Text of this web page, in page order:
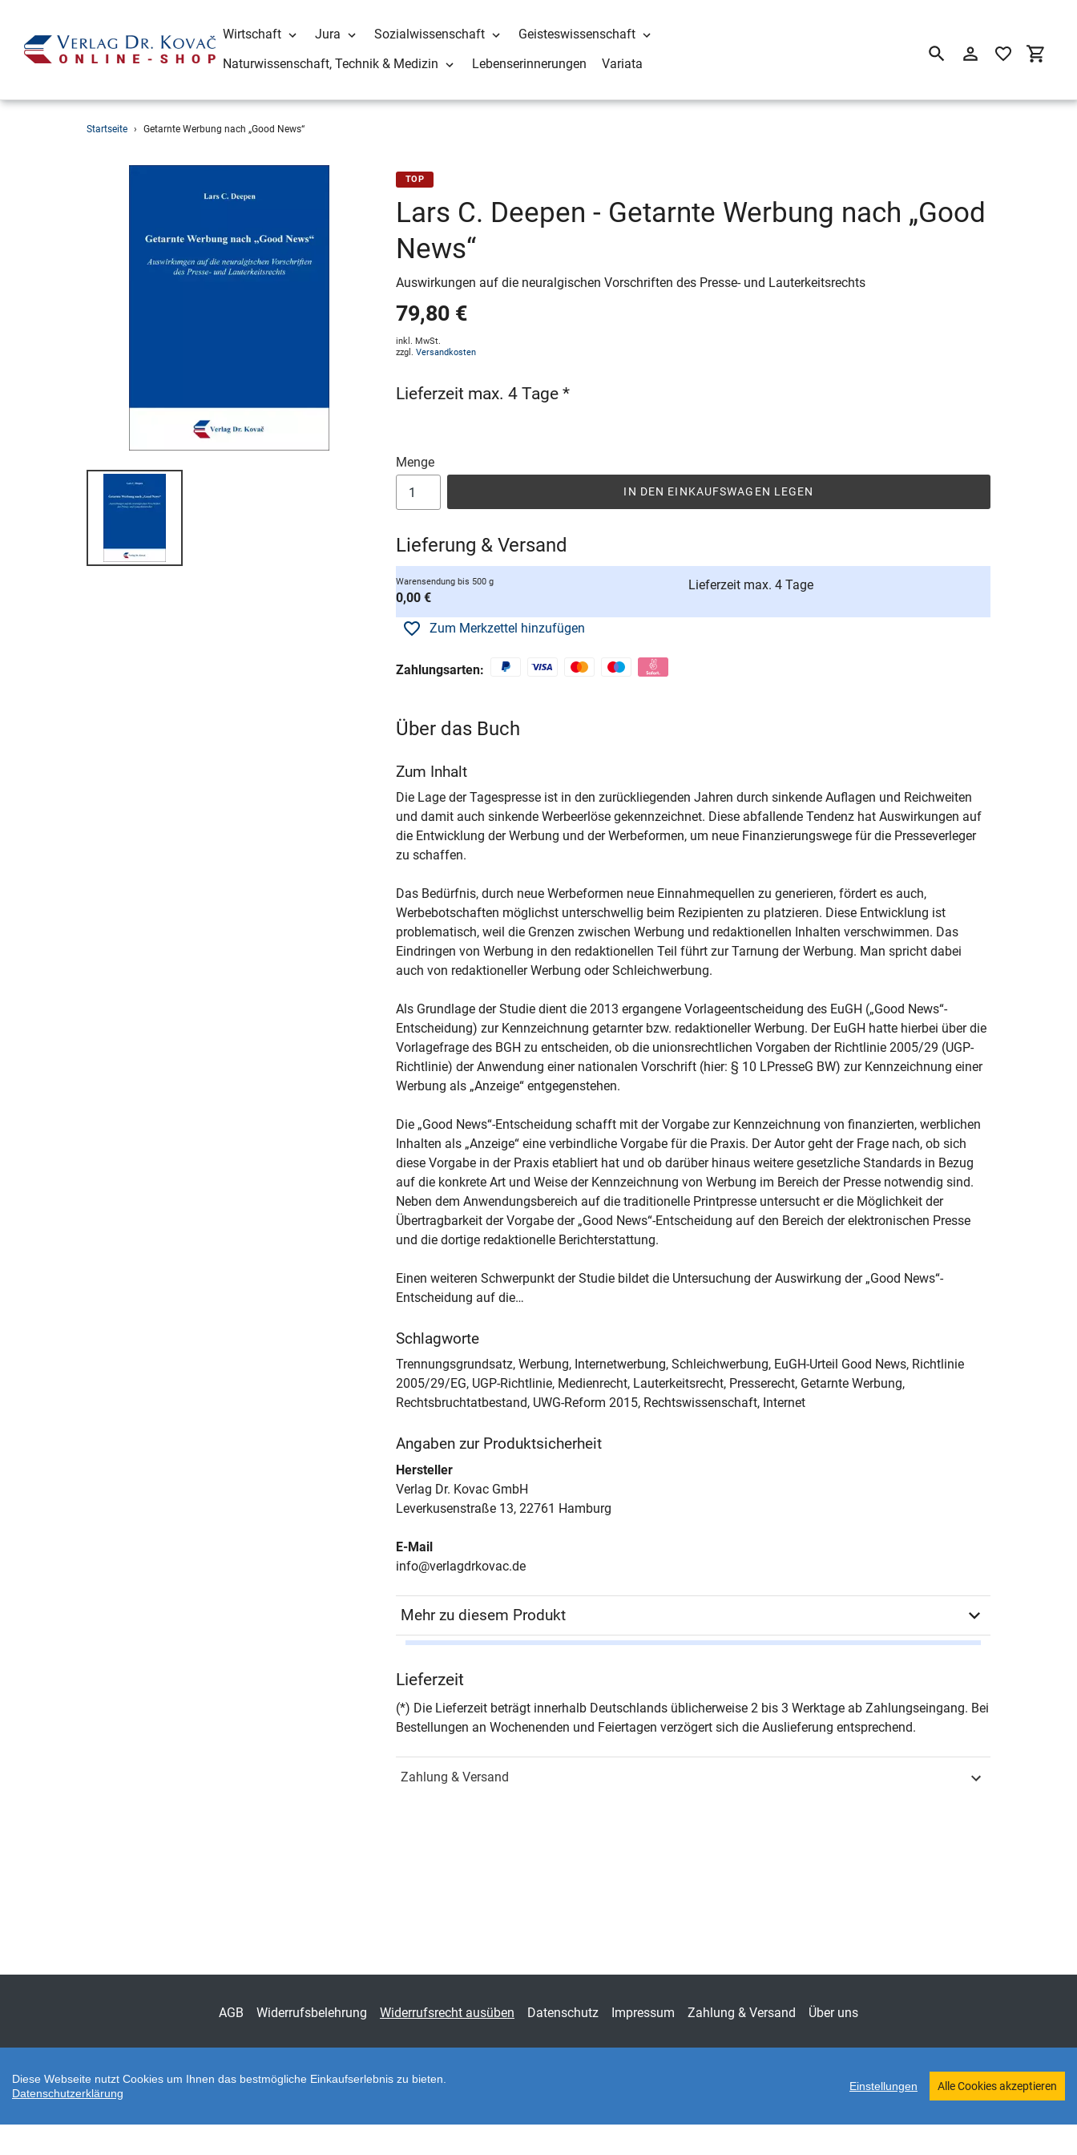
Wirtschaft Jura Sozialwissenschaft
Geisteswissenschaft
Naturwissenschaft, Technik & Medizin
Lebenserinnerungen Variata SuchenEinloggen
Startseite › Getarnte Werbung nach „Good News“
TOP
Lars C. Deepen - Getarnte Werbung nach „Good
News“
Auswirkungen auf die neuralgischen Vorschriften des Presse- und Lauterkeitsrechts
79,80 €
inkl. MwSt.
zzgl. Versandkosten
Lieferzeit max. 4 Tage *
Menge
IN DEN EINKAUFSWAGEN LEGEN
Lieferung & Versand
Warensendung bis 500 g
0,00 €
Lieferzeit max. 4 Tage
Zum Merkzettel hinzufügen
Zahlungsarten:
Über das Buch
Zum Inhalt
Die Lage der Tagespresse ist in den zurückliegenden Jahren durch sinkende Auflagen und Reichweiten
und damit auch sinkende Werbeerlöse gekennzeichnet. Diese abfallende Tendenz hat Auswirkungen auf
die Entwicklung der Werbung und der Werbeformen, um neue Finanzierungswege für die Presseverleger
zu schaffen.
Das Bedürfnis, durch neue Werbeformen neue Einnahmequellen zu generieren, fördert es auch,
Werbebotschaften möglichst unterschwellig beim Rezipienten zu platzieren. Diese Entwicklung ist
problematisch, weil die Grenzen zwischen Werbung und redaktionellen Inhalten verschwimmen. Das
Eindringen von Werbung in den redaktionellen Teil führt zur Tarnung der Werbung. Man spricht dabei
auch von redaktioneller Werbung oder Schleichwerbung.
Als Grundlage der Studie dient die 2013 ergangene Vorlageentscheidung des EuGH („Good News“-
Entscheidung) zur Kennzeichnung getarnter bzw. redaktioneller Werbung. Der EuGH hatte hierbei über die
Vorlagefrage des BGH zu entscheiden, ob die unionsrechtlichen Vorgaben der Richtlinie 2005/29 (UGP-
Richtlinie) der Anwendung einer nationalen Vorschrift (hier: § 10 LPresseG BW) zur Kennzeichnung einer
Werbung als „Anzeige“ entgegenstehen.
Die „Good News“-Entscheidung schafft mit der Vorgabe zur Kennzeichnung von finanzierten, werblichen
Inhalten als „Anzeige“ eine verbindliche Vorgabe für die Praxis. Der Autor geht der Frage nach, ob sich
diese Vorgabe in der Praxis etabliert hat und ob darüber hinaus weitere gesetzliche Standards in Bezug
auf die konkrete Art und Weise der Kennzeichnung von Werbung im Bereich der Presse notwendig sind.
Neben dem Anwendungsbereich auf die traditionelle Printpresse untersucht er die Möglichkeit der
Übertragbarkeit der Vorgabe der „Good News“-Entscheidung auf den Bereich der elektronischen Presse
und die dortige redaktionelle Berichterstattung.
Einen weiteren Schwerpunkt der Studie bildet die Untersuchung der Auswirkung der „Good News“-
Entscheidung auf die…
Schlagworte
Trennungsgrundsatz, Werbung, Internetwerbung, Schleichwerbung, EuGH-Urteil Good News, Richtlinie
2005/29/EG, UGP-Richtlinie, Medienrecht, Lauterkeitsrecht, Presserecht, Getarnte Werbung,
Rechtsbruchtatbestand, UWG-Reform 2015, Rechtswissenschaft, Internet
Angaben zur Produktsicherheit
Hersteller
Verlag Dr. Kovac GmbH
Leverkusenstraße 13, 22761 Hamburg
E-Mail
info@verlagdrkovac.de
Mehr zu diesem Produkt
Seiten
Hamburg 2020
ISBN
Fachbereich Jura
Lieferzeit
(*) Die Lieferzeit beträgt innerhalb Deutschlands üblicherweise 2 bis 3 Werktage ab Zahlungseingang. Bei
Bestellungen an Wochenenden und Feiertagen verzögert sich die Auslieferung entsprechend.
Zahlung & Versand
AGB Widerrufsbelehrung Widerrufsrecht ausüben Datenschutz Impressum Zahlung & Versand Über uns
Diese Webseite nutzt Cookies um Ihnen das bestmögliche Einkaufserlebnis zu bieten.
Datenschutzerklärung
Einstellungen Alle Cookies akzeptieren